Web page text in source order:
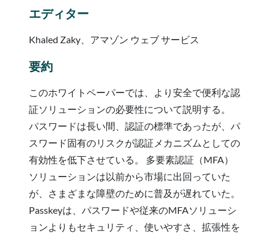
エディター
Khaled Zaky、アマゾン ウェブ サービス
要約
このホワイトペーパーでは、より安全で便利な認
証ソリューションの必要性について説明する。
パスワードは長い間、認証の標準であったが、パ
スワード固有のリスクが認証メカニズムとしての
有効性を低下させている。 多要素認証（MFA）
ソリューションは以前から市場に出回っていた
が、さまざまな障壁のために普及が遅れていた。
Passkeyは、パスワードや従来のMFAソリューシ
ョンよりもセキュリティ、使いやすさ、拡張性を